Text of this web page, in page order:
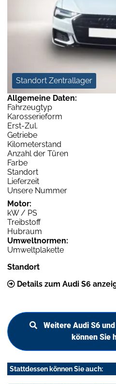
Standort Zentrallager
Allgemeine Daten:
Fahrzeugtyp
Karosserieform
Erst-Zul.
Getriebe
Kilometerstand
Anzahl der Türen
Farbe
Standort
Lieferzeit
Unsere Nummer
Motor:
kW / PS
Treibstoff
Hubraum
Umweltnormen:
Umweltplakette
Standort
Details zum Audi S6
Weitere Audi S6
können Sie
Stattdessen können Sie auch: